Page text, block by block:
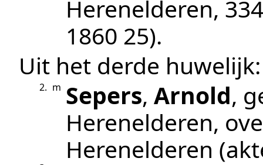
Herenelderen,
1860 25).
Uit het derde huwelijk:
2. m Sepers, Arnold,
Herenelderen,
Herenelderen